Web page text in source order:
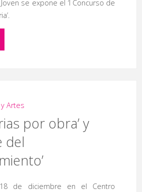
se expone el ‘I Concurso de
Artes
por obra’ y
del
de diciembre en el Centro